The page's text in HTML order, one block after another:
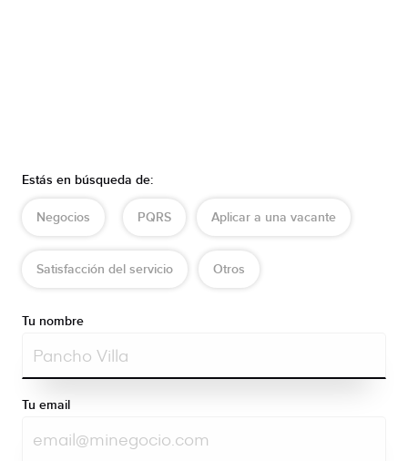
Estás en búsqueda de:
Negocios PQRS Aplicar a una vacante
Satisfacción del servicio Otros
Tu nombre
Tu email